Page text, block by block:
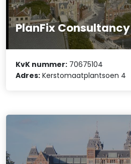
PlanFix Consultancy
KvK nummer: 70675104
Adres: Kerstomaatplantsoen 4